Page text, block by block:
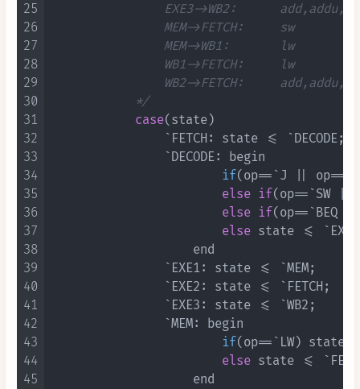
25
26
27
28
29
30
31
32
33
34
35
36
37
38
39
40
41
42
43
44
45
EXE3->WB2:
                MEM->FETCH:     sw
                MEM->WB1:       lw
                WB1->FETCH:     lw
WB2->FETCH:
            */
case(state)
                `FETCH: state <= `DECODE;
                `DECODE: begin
if(op==`J ||
else if(op==`SW ||
else if(op==`BEQ
else state <=
                    end
                `EXE1: state <= `MEM;
                `EXE2: state <= `FETCH;
                `EXE3: state <= `WB2;
                `MEM: begin
if(op==`LW) state
else state <=
                    end